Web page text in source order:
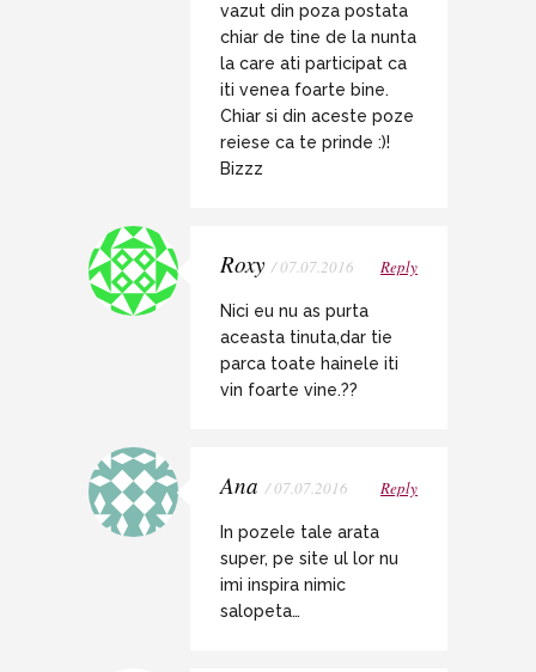
vazut din poza postata
chiar de tine de la nunta
la care ati participat ca
iti venea foarte bine.
Chiar si din aceste poze
reiese ca te prinde :)!
Bizzz
Roxy / 07.07.2016 Reply
Nici eu nu as purta
aceasta tinuta,dar tie
parca toate hainele iti
vin foarte vine.??
Ana / 07.07.2016 Reply
In pozele tale arata
super, pe site ul lor nu
imi inspira nimic
salopeta…